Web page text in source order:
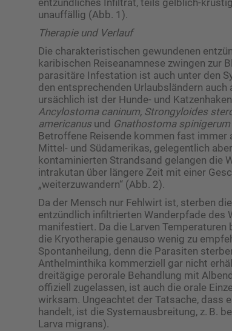
entzündliches Infiltrat, teils gelblich-
unauffällig (Abb. 1).
Therapie und Verlauf
Die charakteristischen gewundenen
karibischen Reise­anamnese zwingen zur
parasitäre Infestation ist auch unter den
den entsprechenden Urlaubsländern auch
ursächlich ist der Hunde- und
Ancylostoma caninum, Strongyloides
americanus und Gnathostoma spinigerum
Betroffene Reisende kommen fast immer
Mittel- und Südamerikas, gelegentlich
kontaminierten Strandsand gelangen die
intrakutan über längere Zeit mit einer
„weiterzuwandern“ (Abb. 2).
Da der Mensch nur Fehlwirt ist, sterben
entzündlich infiltrierten Wanderpfade des
manifestiert. Da die Larven
die Kryotherapie genauso wenig zu
Spontanheilung, denn die Parasiten
Anthelminthika kommerziell gar nicht
dreitägige perorale Behandlung mit
offiziell zugelassen, ist auch die orale
wirksam. Ungeachtet der Tatsache, dass
handelt, ist die Systemausbreitung, z. B.
Larva migrans).